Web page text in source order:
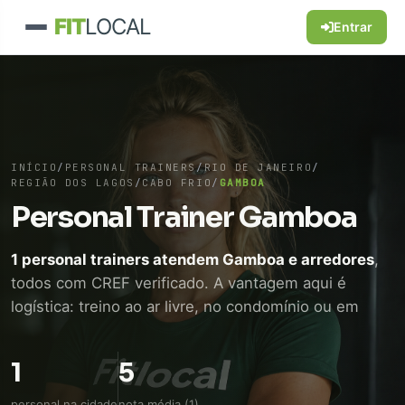
FITLOCAL Entrar
INÍCIO / PERSONAL TRAINERS/RIO DE JANEIRO /
REGIÃO DOS LAGOS / CABO FRIO / GAMBOA
Personal Trainer Gamboa
1 personal trainers atendem Gamboa e arredores,
todos com CREF verificado. A vantagem aqui é
logística: treino ao ar livre, no condomínio ou em
deslocamento. WhatsApp direto, sem intermediário.
1 5